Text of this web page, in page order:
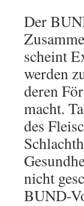
Der
scheint
werden
deren
macht.
des
nicht
BUND-